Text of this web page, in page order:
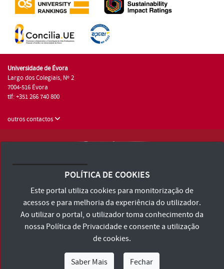
Universidade de Évora
Largo dos Colegiais, Nº 2
7004-516 Évora
tlf: +351 266 740 800
outros contactos
Consulte os Termos e Condições e Política de Privacidade
Declaração de Acessibilidade
POLÍTICA DE COOKIES
Este portal utiliza cookies para monitorização de
acessos e para melhoria da experiência do utilizador.
Ao utilizar o portal, o utilizador toma conhecimento da
nossa Política de Privacidadee consente a utilização
de cookies.
Saber Mais Fechar